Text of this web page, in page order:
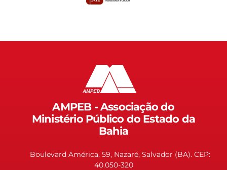
AMPEB - Associação do
Ministério Público do Estado da
Bahia
Boulevard América, 59, Nazaré, Salvador (BA). CEP:
40.050-320